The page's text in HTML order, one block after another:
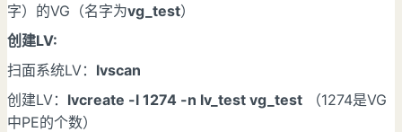
字）的VG（名字为vg_test）
创建LV:
扫面系统LV： lvscan
创建LV： lvcreate -l 1274 -n lv_test vg_test （1274是VG
中PE的个数）